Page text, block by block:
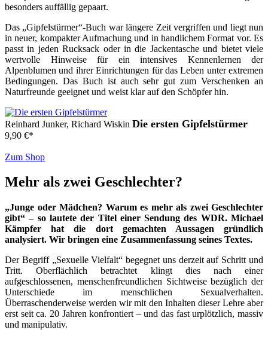
besonders auffällig gepaart.
Das „Gipfelstürmer“-Buch war längere Zeit vergriffen und liegt nun
in neuer, kompakter Aufmachung und in handlichem Format vor. Es
passt in jeden Rucksack oder in die Jackentasche und bietet viele
wertvolle Hinweise für ein intensives Kennenlernen der
Alpenblumen und ihrer Einrichtungen für das Leben unter extremen
Bedingungen. Das Buch ist auch sehr gut zum Verschenken an
Naturfreunde geeignet und weist klar auf den Schöpfer hin.
Reinhard Junker, Richard Wiskin Die ersten Gipfelstürmer
9,90 €*
Zum Shop
Mehr als zwei Geschlechter?
„Junge oder Mädchen? Warum es mehr als zwei Geschlechter
gibt“ – so lautete der Titel einer Sendung des WDR. Michael
Kämpfer hat die dort gemachten Aussagen gründlich
analysiert. Wir bringen eine Zusammenfassung seines Textes.
Der Begriff „Sexuelle Vielfalt“ begegnet uns derzeit auf Schritt und
Tritt. Oberflächlich betrachtet klingt dies nach einer
aufgeschlossenen, menschenfreundlichen Sichtweise bezüglich der
Unterschiede im menschlichen Sexualverhalten.
Überraschenderweise werden wir mit den Inhalten dieser Lehre aber
erst seit ca. 20 Jahren konfrontiert – und das fast urplötzlich, massiv
und manipulativ.